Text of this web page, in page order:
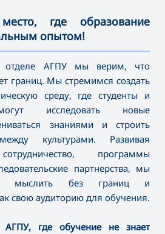
где образование
опытом!
отделе АГПУ мы верим, что
границ. Мы стремимся создать
среду, где студенты и
исследовать новые
знаниями и строить
культурами. Развивая
программы
партнерства, мы
мыслить без границ и
свою аудиторию для обучения.
АГПУ, где обучение не знает